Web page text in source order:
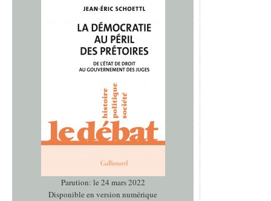
Parution: le 24 mars 2022
Disponible en version numérique